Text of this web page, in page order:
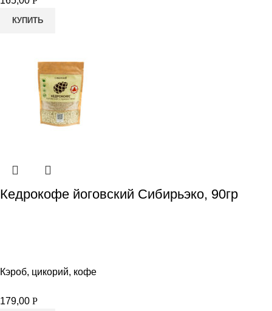
КУПИТЬ
Кедрокофе йоговский Сибирьэко, 90гр
Кэроб, цикорий, кофе
179,00 Р